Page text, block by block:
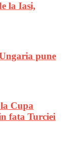
la Iasi,
pune
Cupa
fata Turciei